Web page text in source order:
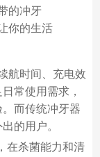
的冲牙
你的生活
航时间、充电效
常使用需求，
而传统冲牙器
的用户。
，在杀菌能力和清